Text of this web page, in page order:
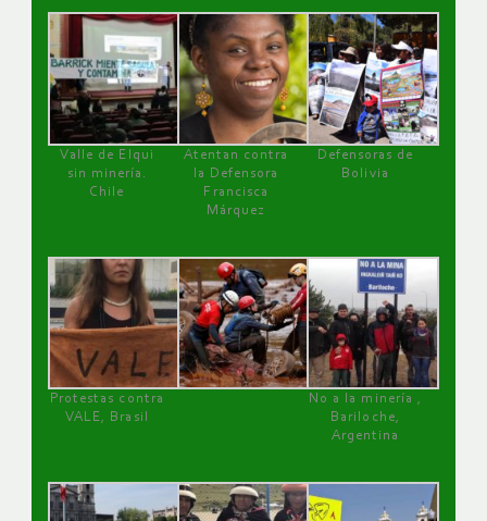
Valle de Elqui
sin minería.
Chile
Atentan contra
la Defensora
Francisca
Márquez
Defensoras de
Bolivia
Protestas contra
VALE, Brasil
No a la minería ,
Bariloche,
Argentina